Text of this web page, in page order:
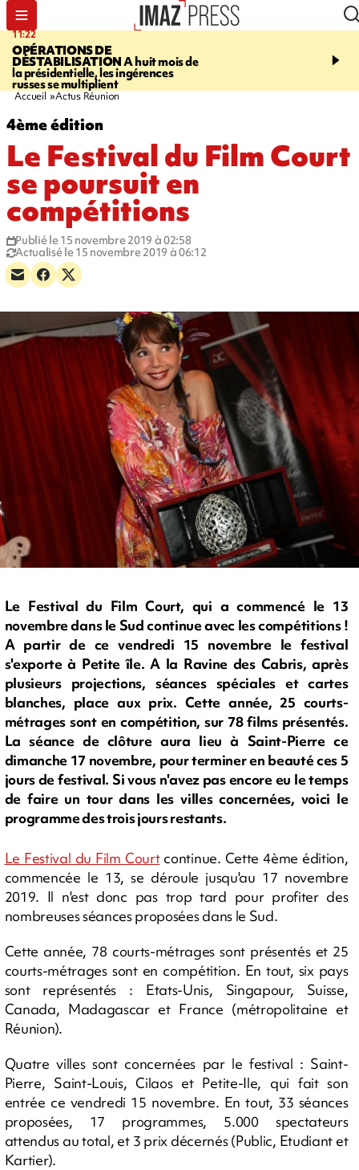
11:22
OPÉRATIONS DE
DÉSTABILISATIONA huit mois de
la présidentielle, les ingérences
russes se multiplient
14:51
Rivière triple champion
Accueil Actus Réunion
4ème édition
Le Festival du Film Court
se poursuit en
compétitions
Publié le 15 novembre 2019 à 02:58
Actualisé le 15 novembre 2019 à 06:12
Le Festival du Film Court, qui a commencé le 13
novembre dans le Sud continue avec les compétitions !
A partir de ce vendredi 15 novembre le festival
s'exporte à Petite île. A la Ravine des Cabris, après
plusieurs projections, séances spéciales et cartes
blanches, place aux prix. Cette année, 25 courts-
métrages sont en compétition, sur 78 films présentés.
La séance de clôture aura lieu à Saint-Pierre ce
dimanche 17 novembre, pour terminer en beauté ces 5
jours de festival. Si vous n'avez pas encore eu le temps
de faire un tour dans les villes concernées, voici le
programme des trois jours restants.
Le Festival du Film Courtcontinue. Cette 4ème édition,
commencée le 13, se déroule jusqu'au 17 novembre
2019. Il n'est donc pas trop tard pour profiter des
nombreuses séances proposées dans le Sud.
Cette année, 78 courts-métrages sont présentés et 25
courts-métrages sont en compétition. En tout, six pays
sont représentés : Etats-Unis, Singapour, Suisse,
Canada, Madagascar et France (métropolitaine et
Réunion).
Quatre villes sont concernées par le festival : Saint-
Pierre, Saint-Louis, Cilaos et Petite-Ile, qui fait son
entrée ce vendredi 15 novembre. En tout, 33 séances
proposées, 17 programmes, 5.000 spectateurs
attendus au total, et 3 prix décernés (Public, Etudiant et
Kartier).